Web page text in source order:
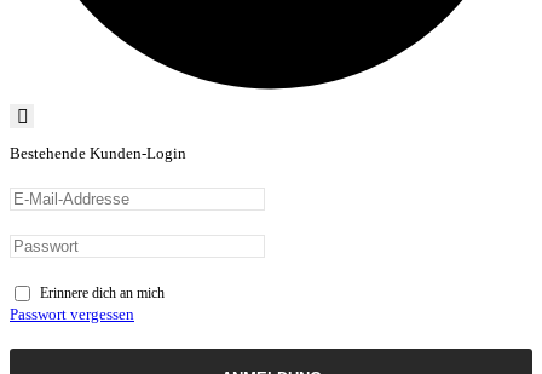
Bestehende Kunden-Login
Erinnere dich an mich
Passwort vergessen